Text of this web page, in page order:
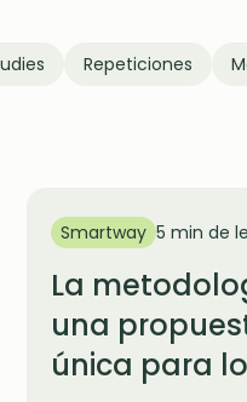
Repeticiones
Smartway 5 min de
La
una
única para